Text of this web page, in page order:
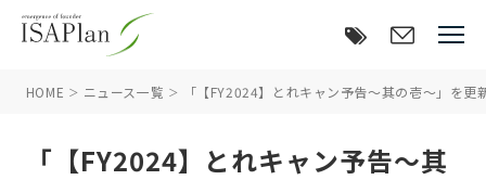
HOME ニュース一覧 「【FY2024】とれキャン予告～其の壱～」を更
「【FY2024】とれキャン予告～其